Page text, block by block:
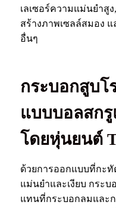
เลเซอร์ความแม่นยำสู
สร้างภาพเซลล์สมอง
อื่นๆ
กระบอกสูบโ
แบบบอลสก
โดยหุ่นยนต์
ด้วยการออกแบบที่กะ
แม่นยำและเงียบ กระ
แทนที่กระบอกลมและ